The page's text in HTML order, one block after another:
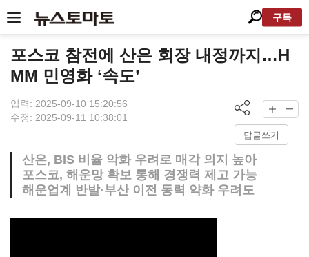
구독
포스코 참전에 산은 회장 내정까지…H
MM 민영화 ‘속도’
입력: 2025-09-10 15:20:56
수정: 2025-09-11 10:38:01
답글쓰기
산은, BIS 비율 악화 우려로 매각 의지 높아
포스코, 해운망 확보 통해 경쟁력 제고 가능
해운업계 반발·부산 이전 동력 약화 우려도